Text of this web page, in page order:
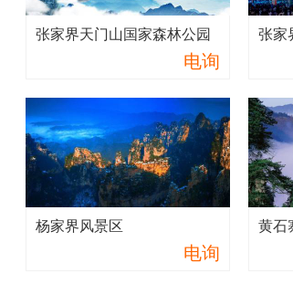
张家界天门山国家森林公园
电询
张家
杨家界风景区
电询
黄石